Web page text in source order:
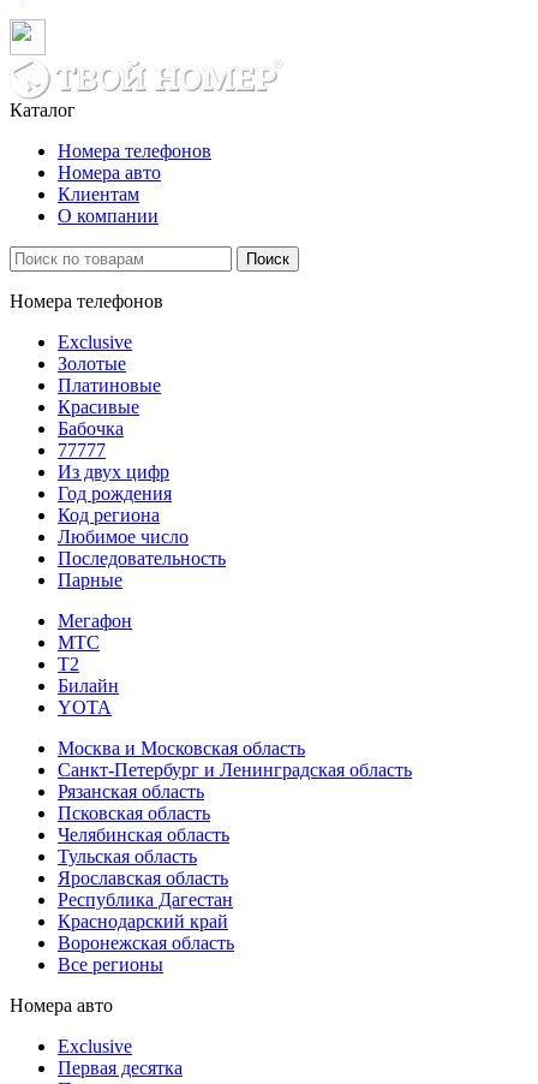
Каталог
Номера телефонов
Номера авто
Клиентам
О компании
Поиск
Номера телефонов
Exclusive
Золотые
Платиновые
Красивые
Бабочка
77777
Из двух цифр
Год рождения
Код региона
Любимое число
Последовательность
Парные
Мегафон
МТС
Т2
Билайн
YOTA
Москва и Московская область
Санкт-Петербург и Ленинградская область
Рязанская область
Псковская область
Челябинская область
Тульская область
Ярославская область
Республика Дагестан
Краснодарский край
Воронежская область
Все регионы
Номера авто
Exclusive
Первая десятка